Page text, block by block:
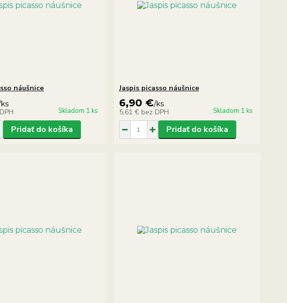
náušnice
ks
Skladom 1 ks
Pridať do košíka
Jaspis picasso náušnice
6,90 €/ks
5,61 € bez DPH Skladom 1 ks
Pridať do košíka